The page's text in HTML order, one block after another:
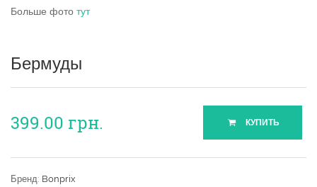
Больше фото тут
Бермуды
399.00 грн. КУПИТЬ
Бренд: Bonprix